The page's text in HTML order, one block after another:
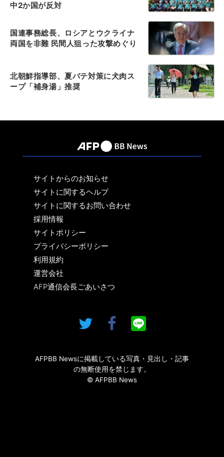
中2か国が反対
国連事務総長、ロシアとウクライナ
両国を非難 民間人狙った攻撃めぐり
北朝鮮指導部、夏バテ対策に犬肉ス
ープ「補身湯」推奨
サイトからのお知らせ
サイトに関するヘルプ
サイトに関するお問い合わせ
採用情報
サイトポリシー
プライバシーポリシー
利用規約
運営会社
AFP通信会長ごあいさつ
AFPBB Newsに掲載している写真・見出し・記事
の無断使用を禁じます。
© AFPBB News